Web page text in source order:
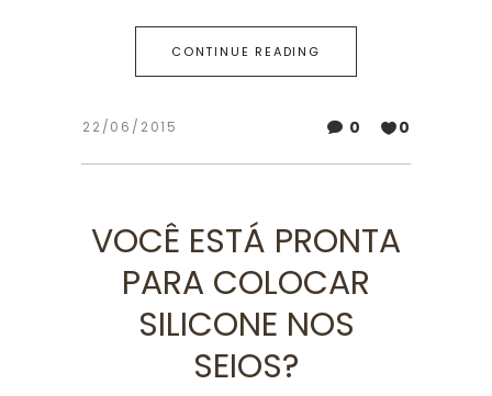
CONTINUE READING
22/06/2015 0 0
VOCÊ ESTÁ PRONTA
PARA COLOCAR
SILICONE NOS
SEIOS?